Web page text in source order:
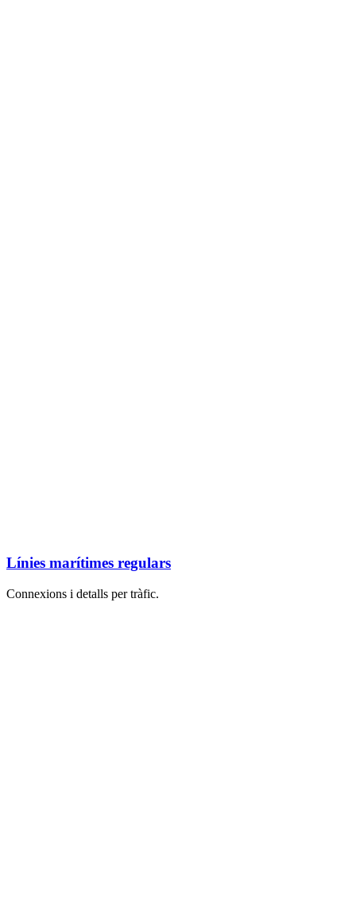
Línies marítimes regulars
Connexions i detalls per tràfic.